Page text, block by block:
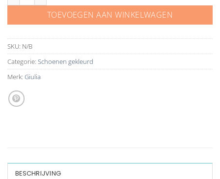
TOEVOEGEN AAN WINKELWAGEN
SKU: N/B
Categorie: Schoenen gekleurd
Merk: Giulia
BESCHRIJVING